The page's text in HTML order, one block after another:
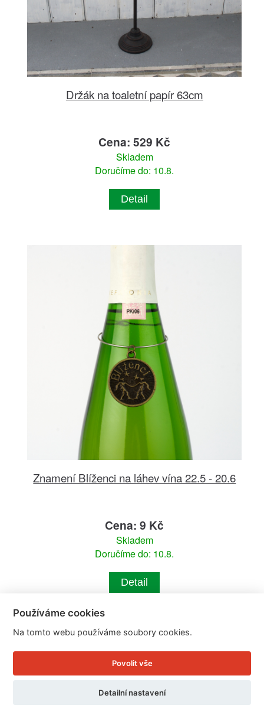
Držák na toaletní papír 63cm
Cena: 529 Kč
Skladem
Doručíme do: 10.8.
Detail
Znamení Blíženci na láhev vína 22.5 - 20.6
Cena: 9 Kč
Skladem
Doručíme do: 10.8.
Detail
Používáme cookies
Na tomto webu používáme soubory cookies.
Povolit vše
Detailní nastavení